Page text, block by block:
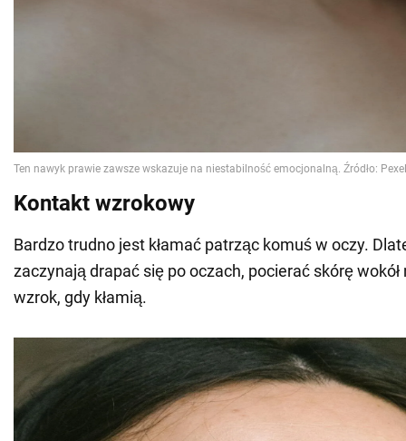
Kontakt wzrokowy
Bardzo trudno jest kłamać patrząc komuś w oczy.
zaczynają drapać się po oczach, pocierać skórę
wzrok, gdy kłamią.